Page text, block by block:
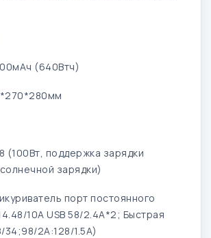
(640Втч)
(100Вт, поддержка зарядки
зарядки)
порт постоянного
10A USB 58/2.4A*2; Быстрая
34;98/2A:128/1.5A)